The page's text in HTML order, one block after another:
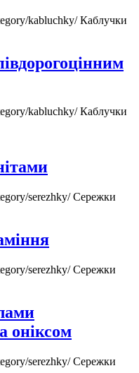
kabluchky/Каблучки
kabluchky/Каблучки
serezhky/Сережки
serezhky/Сережки
оніксом
serezhky/Сережки